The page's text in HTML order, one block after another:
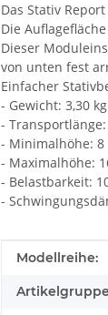
Das Stativ
Die
Dieser
von unten fest
Einfacher
- Gewicht: 3,30 kg
- Transportlänge:
- Minimalhöhe: 8
- Maximalhöhe:
- Belastbarkeit:
-
Wert
Modellreihe: